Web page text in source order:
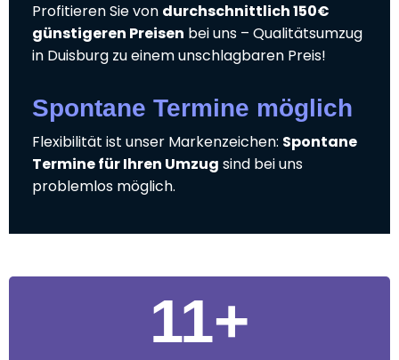
Profitieren Sie von durchschnittlich 150€
günstigeren Preisen bei uns – Qualitätsumzug
in Duisburg zu einem unschlagbaren Preis!
Spontane Termine möglich
Flexibilität ist unser Markenzeichen: Spontane
Termine für Ihren Umzug sind bei uns
problemlos möglich.
11+